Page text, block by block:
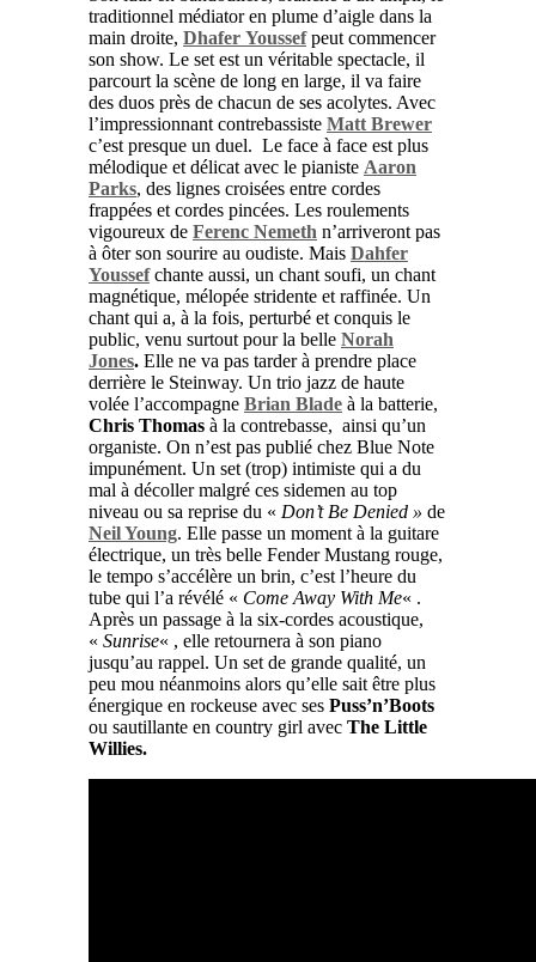
traditionnel médiator en plume d’aigle dans la
main droite, Dhafer Youssefpeut commencer
son show. Le set est un véritable spectacle, il
parcourt la scène de long en large, il va faire
des duos près de chacun de ses acolytes. Avec
l’impressionnant contrebassiste Matt Brewer
c’est presque un duel. Le face à face est plus
mélodique et délicat avec le pianiste Aaron
Parks, des lignes croisées entre cordes
frappées et cordes pincées. Les roulements
vigoureux de Ferenc Nemeth n’arriveront pas
à ôter son sourire au oudiste. Mais Dahfer
Youssefchante aussi, un chant soufi, un chant
magnétique, mélopée stridente et raffinée. Un
chant qui a, à la fois, perturbé et conquis le
public, venu surtout pour la belle Norah
Jones. Elle ne va pas tarder à prendre place
derrière le Steinway. Un trio jazz de haute
volée l’accompagne Brian Blade à la batterie,
Chris Thomas à la contrebasse, ainsi qu’un
organiste. On n’est pas publié chez Blue Note
impunément. Un set (trop) intimiste qui a du
mal à décoller malgré ces sidemen au top
niveau ou sa reprise du « Don’t Be Denied » de
Neil Young. Elle passe un moment à la guitare
électrique, un très belle Fender Mustang rouge,
le tempo s’accélère un brin, c’est l’heure du
tube qui l’a révélé « Come Away With Me« .
Après un passage à la six-cordes acoustique,
« Sunrise« , elle retournera à son piano
jusqu’au rappel. Un set de grande qualité, un
peu mou néanmoins alors qu’elle sait être plus
énergique en rockeuse avec ses Puss’n’Boots
ou sautillante en country girl avec The Little
Willies.